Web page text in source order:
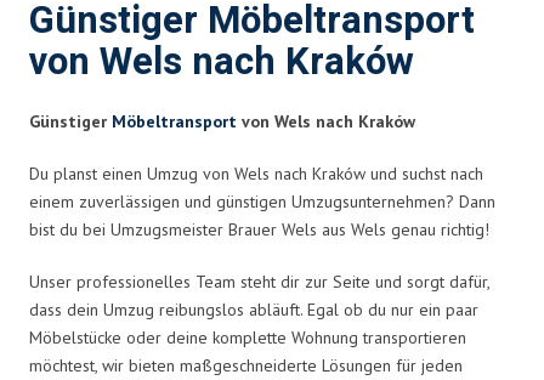
Günstiger Möbeltransport
von Wels nach Kraków
Günstiger Möbeltransport von Wels nach Kraków
Du planst einen Umzug von Wels nach Kraków und suchst nach
einem zuverlässigen und günstigen Umzugsunternehmen? Dann
bist du bei Umzugsmeister Brauer Wels aus Wels genau richtig!
Unser professionelles Team steht dir zur Seite und sorgt dafür,
dass dein Umzug reibungslos abläuft. Egal ob du nur ein paar
Möbelstücke oder deine komplette Wohnung transportieren
möchtest, wir bieten maßgeschneiderte Lösungen für jeden